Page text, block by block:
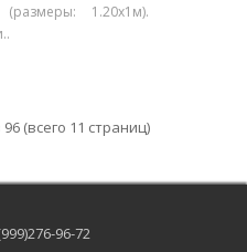
1.20х1м).
(всего 11 страниц)
96-72